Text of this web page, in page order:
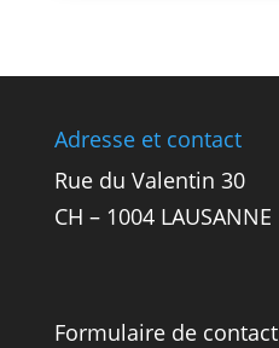
Adresse et contact
Rue du Valentin 30
CH – 1004 LAUSANNE
Formulaire de contact